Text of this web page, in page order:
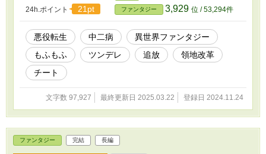
24h.ポイント 21pt ファンタジー 3,929 位 / 53,294件
悪役転生 中二病
異世界ファンタジー
もふもふ
ツンデレ 追放
領地改革
チート
文字数 97,927 最終更新日 2025.03.22 登録日 2024.11.24
ファンタジー 完結 長編